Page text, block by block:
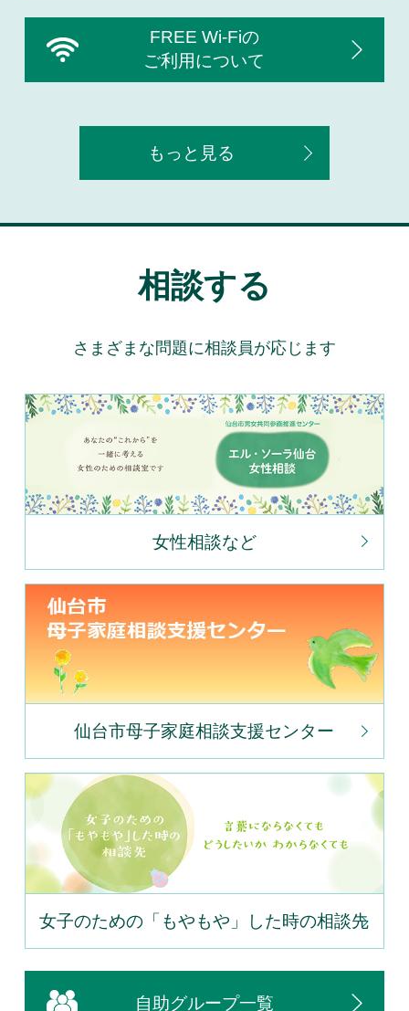
FREE Wi-Fiの
ご利用について
もっと見る
相談する
さまざまな問題に相談員が応じます
女性相談など
仙台市母子家庭相談支援センター
女子のための「もやもや」した時の相談先
自助グループ一覧